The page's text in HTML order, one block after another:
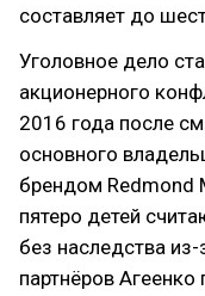
составляет до
Уголовное дело
акционерного
2016 года после
основного
брендом Redmond
пятеро детей
без наследства
партнёров